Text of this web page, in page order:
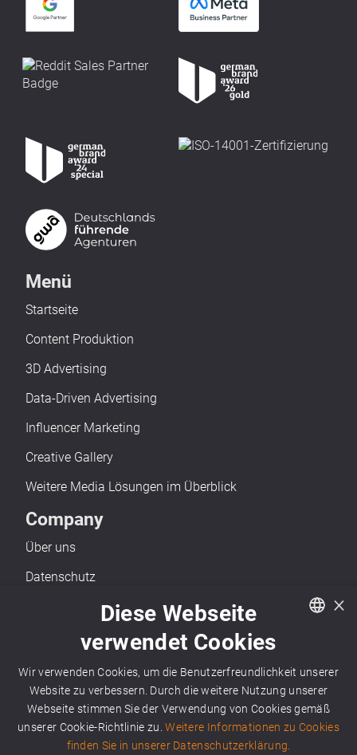
Menü
Startseite
Content Produktion
3D Advertising
Data-Driven Advertising
Influencer Marketing
Creative Gallery
Weitere Media Lösungen im Überblick
Company
Über uns
Datenschutz
Barrierefreiheit
Kontakt
English
×
Diese Webseite
verwendet Cookies
Wir verwenden Cookies, um die Benutzerfreundlichkeit unserer
Website zu verbessern. Durch die weitere Nutzung unserer
Webseite stimmen Sie der Verwendung von Cookies gemäß
unserer Cookie-Richtlinie zu.Weitere Informationen zu Cookies
finden Sie in unserer Datenschutzerklärung.